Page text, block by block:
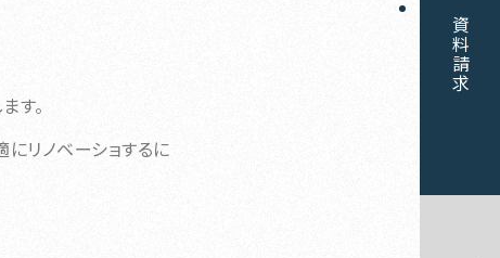
す。
にリノベーショするに
資料請求